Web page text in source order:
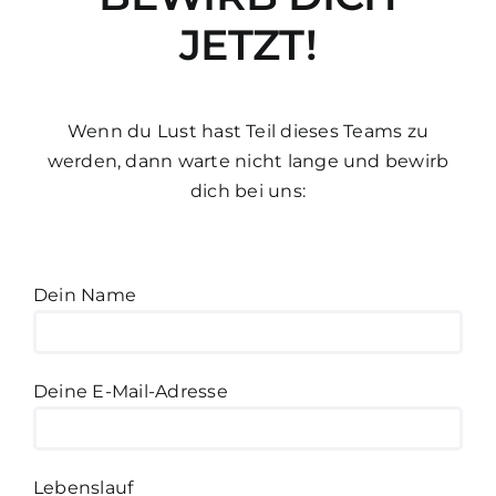
Starte Jetzt
JETZT!
Wenn du Lust hast Teil dieses Teams zu
werden, dann warte nicht lange und bewirb
dich bei uns:
Dein Name
Deine E-Mail-Adresse
Lebenslauf